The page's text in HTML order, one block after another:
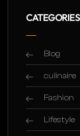
CATEGORIES
Blog
culinaire
Fashion
Lifestyle